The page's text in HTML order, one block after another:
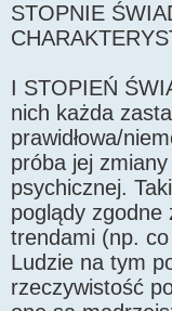
STOPNIE
I STOPIEŃ
nich każda
prawidłowa/
próba jej
psychicznej.
poglądy zgodne
trendami (np.
Ludzie na tym
rzeczywistość